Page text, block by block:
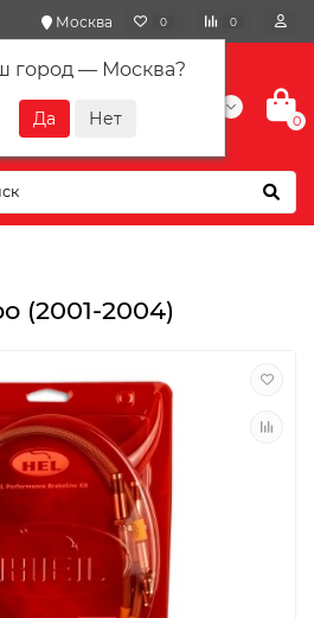
Москва
город — Москва?
0 0
+7(901) 417-10-01
0
(2001-2004)